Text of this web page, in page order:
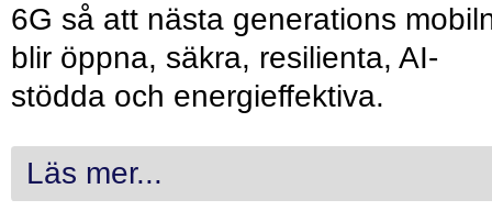
6G så att nästa generations
blir öppna, säkra, resilienta, AI-
stödda och energieffektiva.
Läs mer...